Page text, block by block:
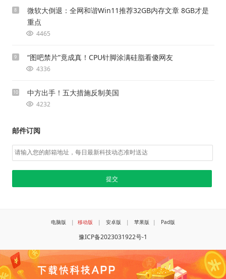
8
微软大倒退：全网和谐Win11推荐32GB内存文章 8GB才是
重点
4465
9 “图吧禁片”竟成真！CPU针脚涂满硅脂看傻网友
4336
10 中方出手！五大措施反制美国
4232
邮件订阅
电脑版 | 移动版 | 安卓版 | 苹果版 | Pad版
豫ICP备2023031922号-1